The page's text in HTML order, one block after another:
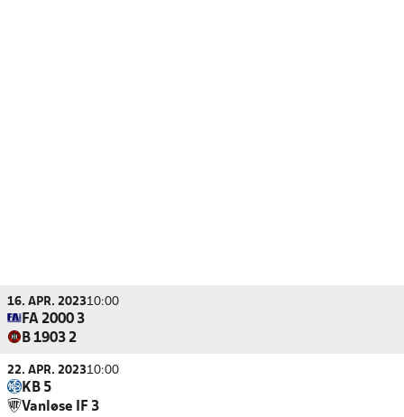
16. APR. 202310:00
FA 2000 3
B 1903 2
22. APR. 202310:00
KB 5
Vanløse IF 3